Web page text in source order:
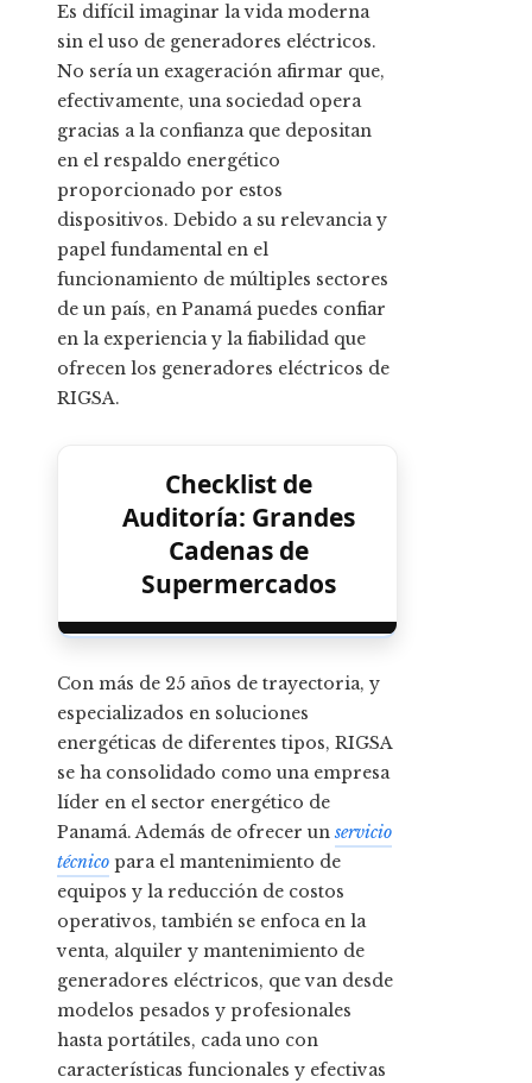
Es difícil imaginar la vida moderna
sin el uso de generadores eléctricos.
No sería un exageración afirmar que,
efectivamente, una sociedad opera
gracias a la confianza que depositan
en el respaldo energético
proporcionado por estos
dispositivos. Debido a su relevancia y
papel fundamental en el
funcionamiento de múltiples sectores
de un país, en Panamá puedes confiar
en la experiencia y la fiabilidad que
ofrecen los generadores eléctricos de
RIGSA.
Checklist de
Auditoría: Grandes
Cadenas de
Supermercados
Con más de 25 años de trayectoria, y
especializados en soluciones
energéticas de diferentes tipos, RIGSA
se ha consolidado como una empresa
líder en el sector energético de
Panamá. Además de ofrecer unservicio
técnico para el mantenimiento de
equipos y la reducción de costos
operativos, también se enfoca en la
venta, alquiler y mantenimiento de
generadores eléctricos, que van desde
modelos pesados y profesionales
hasta portátiles, cada uno con
características funcionales y efectivas